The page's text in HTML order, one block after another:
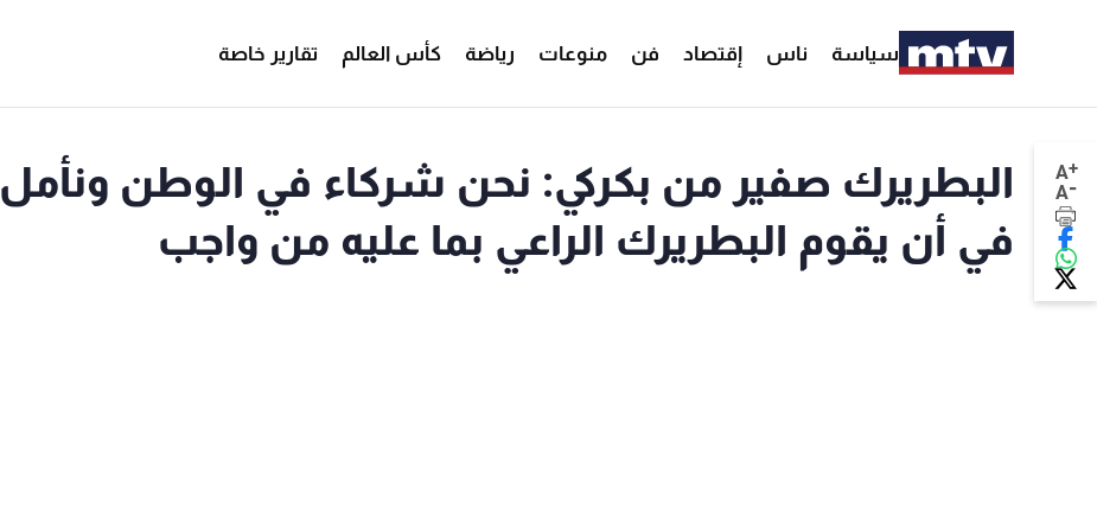
سياسة ناس إقتصاد فن منوعات رياضة كأس العالم تقارير خاصة
A+
A-
البطريرك صفير من بكركي: نحن شركاء في الوطن ونأمل
في أن يقوم البطريرك الراعي بما عليه من واجب